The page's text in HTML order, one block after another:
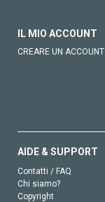
IL MIO ACCOUNT
CREARE UN ACCOUNT
AIDE & SUPPORT
Contatti / FAQ
Chi siamo?
Copyright